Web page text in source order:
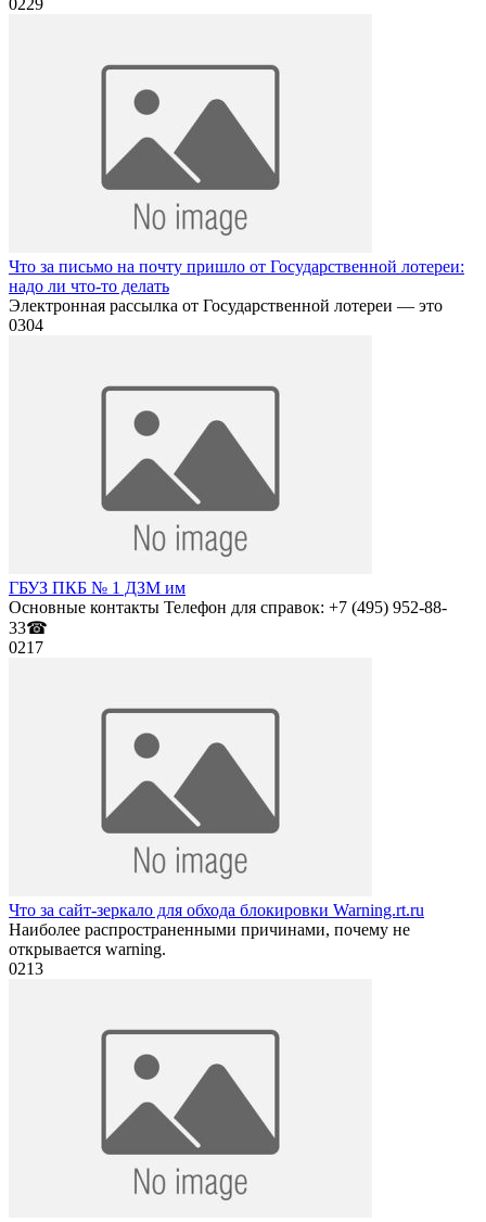
0229
Что за письмо на почту пришло от Государственной лотереи:
надо ли что-то делать
Электронная рассылка от Государственной лотереи — это
0304
ГБУЗ ПКБ № 1 ДЗМ им
Основные контакты Телефон для справок: +7 (495) 952-88-
33☎
0217
Что за сайт-зеркало для обхода блокировки Warning.rt.ru
Наиболее распространенными причинами, почему не
открывается warning.
0213